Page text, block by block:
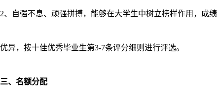
2、自强不息、顽强拼搏，能够在大学生中树立榜样作用，成绩
优异，按十佳优秀毕业生第3-7条评分细则进行评选。
三、名额分配